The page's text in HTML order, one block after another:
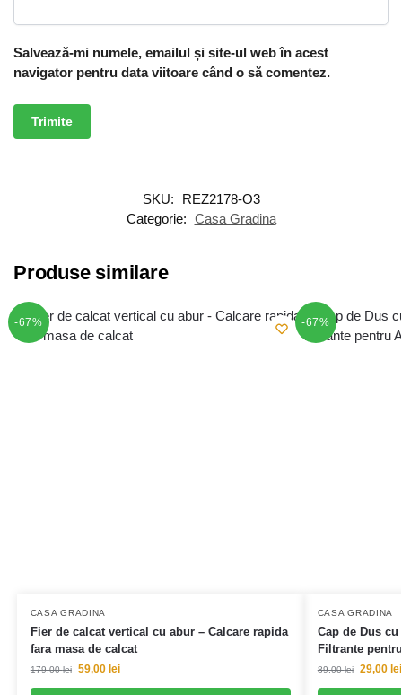
Salvează-mi numele, emailul și site-ul web în acest
navigator pentru data viitoare când o să comentez.
SKU:
REZ2178-O3
Categorie: Casa Gradina
Produse similare
-67%
CASA GRADINA
Fier de calcat vertical cu abur – Calcare rapida
fara masa de calcat
179,00lei 59,00 lei
-67%
CASA GRADINA
Cap de Dus
Filtrante
89,00lei 29,00 lei